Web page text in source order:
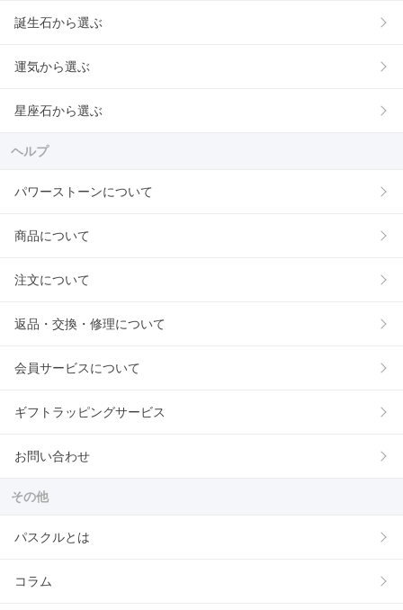
誕生石から選ぶ
運気から選ぶ
星座石から選ぶ
ヘルプ
パワーストーンについて
商品について
注文について
返品・交換・修理について
会員サービスについて
ギフトラッピングサービス
お問い合わせ
その他
パスクルとは
コラム